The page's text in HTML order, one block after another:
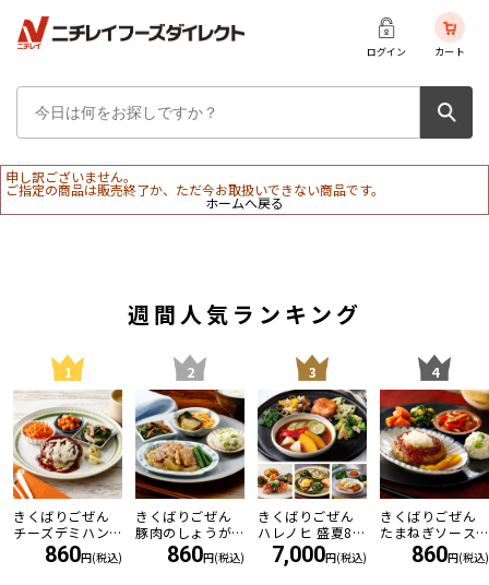
ログイン カート
申し訳ございません。
ご指定の商品は販売終了か、ただ今お取扱いできない商品です。
ホームへ戻る
週間人気ランキング
1
きくばりごぜん
チーズデミハン
バーグ860円(税込)
2
きくばりごぜん
豚肉のしょうが
860円(税込)
3
きくばりごぜん
ハレノヒ 盛夏8食
セット ・2026年
7月7,000円(税込)
4
きくばりごぜん
たまねぎソース
の和風ハンバー
860円(税込)